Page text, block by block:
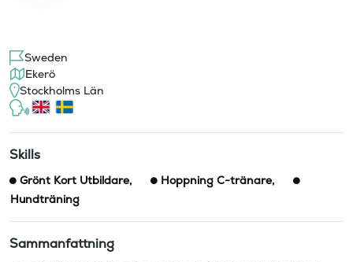
Sweden
Ekerö
Stockholms Län
Skills
Grönt Kort Utbildare, Hoppning C-tränare,
Hundträning
Sammanfattning